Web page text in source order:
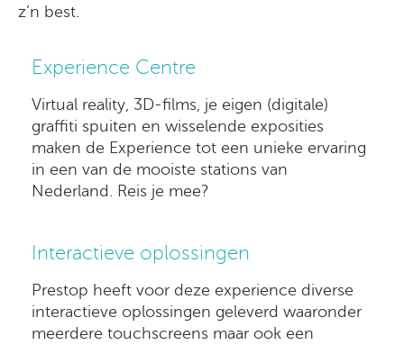
z’n best.
Experience Centre
Virtual reality, 3D-films, je eigen (digitale)
graffiti spuiten en wisselende exposities
maken de Experience tot een unieke ervaring
in een van de mooiste stations van
Nederland. Reis je mee?
Interactieve oplossingen
Prestop heeft voor deze experience diverse
interactieve oplossingen geleverd waaronder
meerdere touchscreens maar ook een